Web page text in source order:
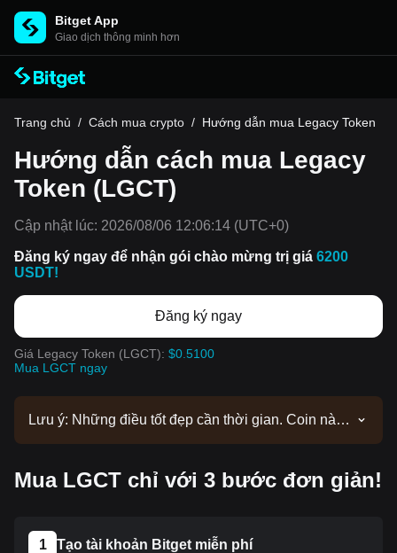
Bitget App
Giao dịch thông minh hơn
Trang chủ / Cách mua crypto / Hướng dẫn mua Legacy Token
Hướng dẫn cách mua Legacy
Token (LGCT)
Cập nhật lúc: 2026/08/06 12:06:14 (UTC+0)
Đăng ký ngay để nhận gói chào mừng trị giá 6200
USDT!
Đăng ký ngay
Giá Legacy Token (LGCT): $0.5100
Mua LGCT ngay
Lưu ý: Những điều tốt đẹp cần thời gian. Coin này
Khi coin này có mặt trên Bitget, bạn có thể làm theo
được niêm yết trên Bitget.
Mua LGCT chỉ với 3 bước đơn giản!
1 Tạo tài khoản Bitget miễn phí